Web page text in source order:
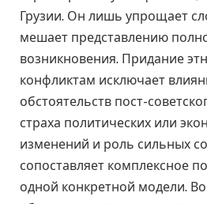
Грузии. Он лишь упрощает
мешает представлению
возникновения. Придание
конфликтам исключает
обстоятельств пост-
страха политических или
изменений и роль сильных
сопоставляет комплексное
одной конкретной модели.